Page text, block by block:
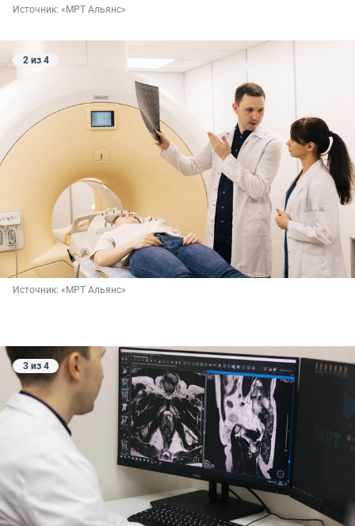
Источник: «МРТ Альянс»
2 из 4
Источник: «МРТ Альянс»
3 из 4